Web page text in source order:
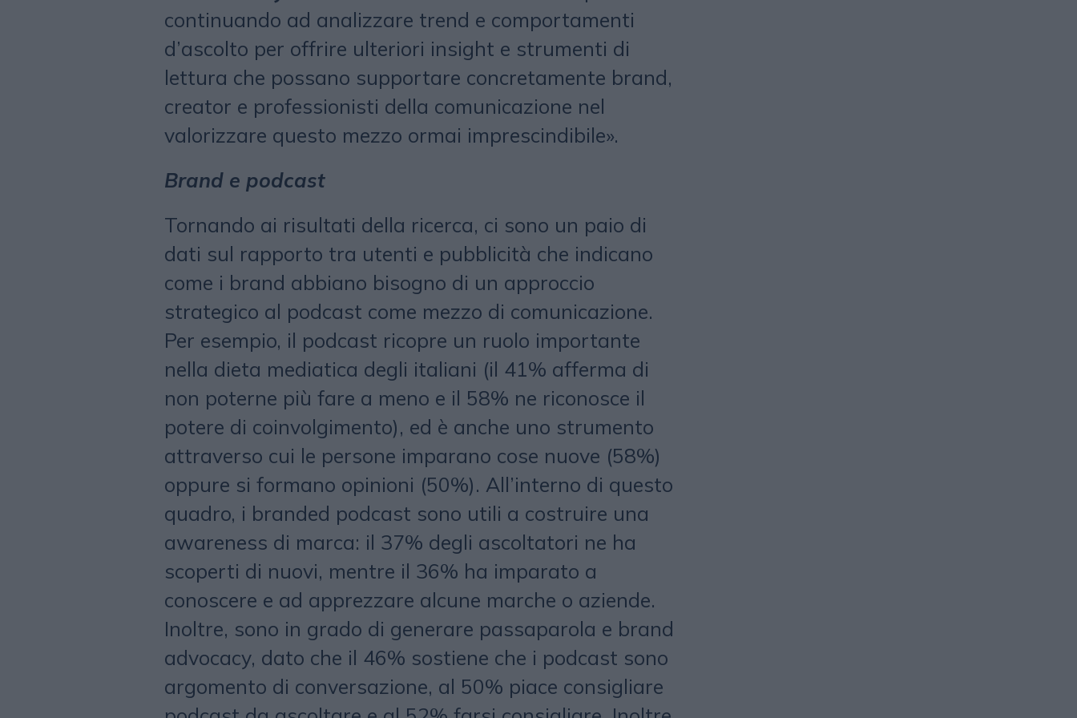
continuando ad analizzare trend e comportamenti
d’ascolto per offrire ulteriori insight e strumenti di
lettura che possano supportare concretamente brand,
creator e professionisti della comunicazione nel
valorizzare questo mezzo ormai imprescindibile».
Brand e podcast
Tornando ai risultati della ricerca, ci sono un paio di
dati sul rapporto tra utenti e pubblicità che indicano
come i brand abbiano bisogno di un approccio
strategico al podcast come mezzo di comunicazione.
Per esempio, il podcast ricopre un ruolo importante
nella dieta mediatica degli italiani (il 41% afferma di
non poterne più fare a meno e il 58% ne riconosce il
potere di coinvolgimento), ed è anche uno strumento
attraverso cui le persone imparano cose nuove (58%)
oppure si formano opinioni (50%). All’interno di questo
quadro, i branded podcast sono utili a costruire una
awareness di marca: il 37% degli ascoltatori ne ha
scoperti di nuovi, mentre il 36% ha imparato a
conoscere e ad apprezzare alcune marche o aziende.
Inoltre, sono in grado di generare passaparola e brand
advocacy, dato che il 46% sostiene che i podcast sono
argomento di conversazione, al 50% piace consigliare